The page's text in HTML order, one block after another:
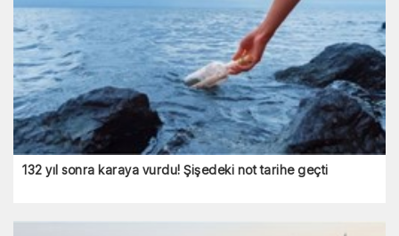
132 yıl sonra karaya vurdu! Şişedeki not tarihe geçti